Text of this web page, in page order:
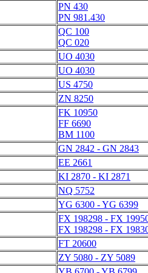
PN 430
PN 981.430
QC 100
QC 020
UO 4030
UO 4030
US 4750
ZN 8250
FK 10950
FF 6690
BM 1100
GN 2842 - GN 2843
EE 2661
KI 2870 - KI 2871
NQ 5752
YG 6300 - YG 6399
FX 198298 - FX
FX 198298 - FX
FT 20600
ZY 5080 - ZY 5089